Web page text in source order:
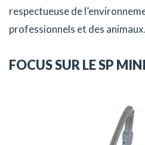
respectueuse de
professionnels et des animaux.
FOCUS SUR LE SP